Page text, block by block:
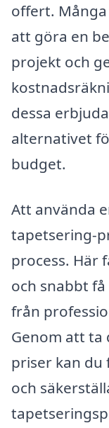
offert.
att göra en
projekt och
dessa
alternativet
budget.
Att använda
tapetsering-
process. Här
och snabbt
från
Genom att ta
priser kan
och